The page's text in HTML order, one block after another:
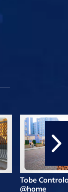
Tobe
@home